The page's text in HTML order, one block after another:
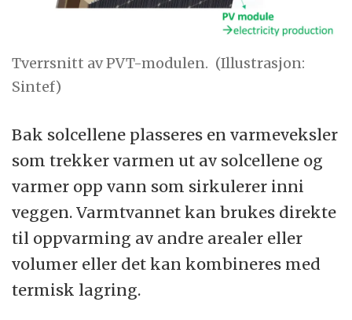
Tverrsnitt av PVT-modulen. (Illustrasjon:
Sintef)
Bak solcellene plasseres en varmeveksler
som trekker varmen ut av solcellene og
varmer opp vann som sirkulerer inni
veggen. Varmtvannet kan brukes direkte
til oppvarming av andre arealer eller
volumer eller det kan kombineres med
termisk lagring.